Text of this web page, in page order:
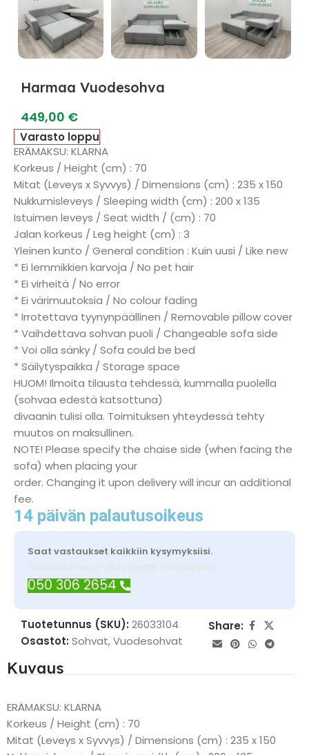
Harmaa Vuodesohva
449,00 €
Varasto loppu
ERÄMAKSU: KLARNA
Korkeus / Height (cm) : 70
Mitat (Leveys x Syvvys) / Dimensions (cm) : 235 x 150
Nukkumisleveys / Sleeping width (cm) : 200 x 135
Istuimen leveys / Seat width / (cm) : 70
Jalan korkeus / Leg height (cm) : 3
Yleinen kunto / General condition : Kuin uusi / Like new
* Ei lemmikkien karvoja / No pet hair
* Ei virheitä / No error
* Ei värimuutoksia / No colour fading
* Irrotettava tyynynpäällinen / Removable pillow cover
* Vaihdettava sohvan puoli / Changeable sofa side
* Voi olla sänky / Sofa could be bed
* Säilytyspaikka / Storage space
HUOM! Ilmoita tilausta tehdessä, kummalla puolella
(sohvaa edestä katsottuna)
divaanin tulisi olla. Toimituksen yhteydessä tehty
muutos on maksullinen.
NOTE! Please specify the chaise side (when facing the
sofa) when placing your
order. Changing it upon delivery will incur an additional
fee.
14 päivän palautusoikeus
Saat vastaukset kaikkiin kysymyksiisi.
Tarvitsetko apua? Ota yhteyttä WhatsAppilla
050 306 2654
Tuotetunnus (SKU): 26033104
Osastot: Sohvat,Vuodesohvat
Share:
Kuvaus
ERÄMAKSU: KLARNA
Korkeus / Height (cm) : 70
Mitat (Leveys x Syvvys) / Dimensions (cm) : 235 x 150